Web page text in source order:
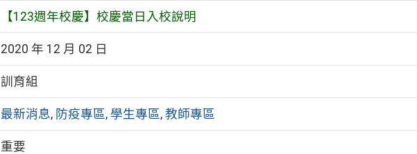
【123週年校慶】校慶當日入校說明
2020 年 12 月 02 日
訓育組
最新消息, 防疫專區, 學生專區, 教師專區
重要